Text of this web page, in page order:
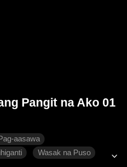
Pangit na Ako 01
aasawa
Wasak na Puso